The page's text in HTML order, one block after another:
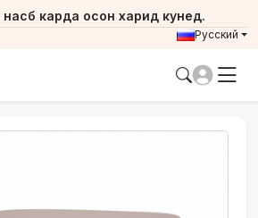
карда осон харид кунед.
Русский